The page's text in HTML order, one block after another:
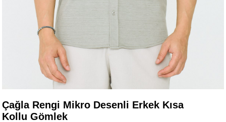
Çağla Rengi Mikro Desenli Erkek Kısa
Kollu Gömlek